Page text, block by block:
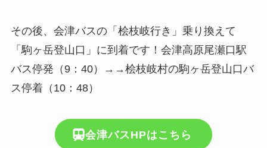
その後、会津バスの「桧枝岐行き」乗り換えて
「駒ヶ岳登山口」に到着です！会津高原尾瀬口駅
バス停発（9：40）→→桧枝岐村の駒ヶ岳登山口バ
ス停着（10：48）
会津バスHPはこちら